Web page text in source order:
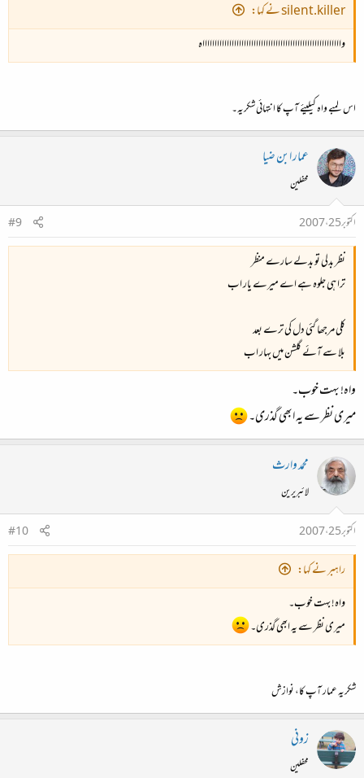
silent.killer نے کہا:
واااااااااااااااااااااااااااااااااااااااااااااااااااااااااہ
اس لمبے واہ کیلیئے آپ کا انتہائی شکریہ۔
عمار ابن ضیا
محفلین
اکتوبر 25، 2007
#9
نظر بدلی تو بدلے سارے منظر
ترا ہی جلوہ ہے اے میرے یار اب
کلی مرجھا گئی دل کی ترے بعد
بلا سے آئے گلشن میں بہار اب
واہ! بہت خوب۔
میری نظر سے یہ ابھی گذری۔
محمد وارث
لائبریرین
اکتوبر 25، 2007
#10
راہبر نے کہا:
واہ! بہت خوب۔
میری نظر سے یہ ابھی گذری۔
شکریہ عمار آپ کا، نوازش
زونی
محفلین